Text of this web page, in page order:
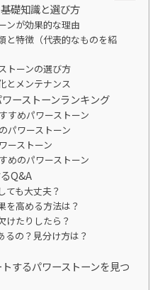
礎知識と選び方
ンが効果的な理由
と特徴（代表的なものを紹
トーンの選び方
とメンテナンス
ーストーンランキング
すめパワーストーン
パワーストーン
ーストーン
めのパワーストーン
Q&A
ても大丈夫？
を高める方法は？
けたりしたら？
るの？見分け方は？
するパワーストーンを見つ